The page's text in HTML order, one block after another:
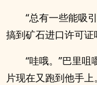
“总有一些能吸
搞到矿石进口许可
“哇哦。”巴里
片现在又跑到他手上。